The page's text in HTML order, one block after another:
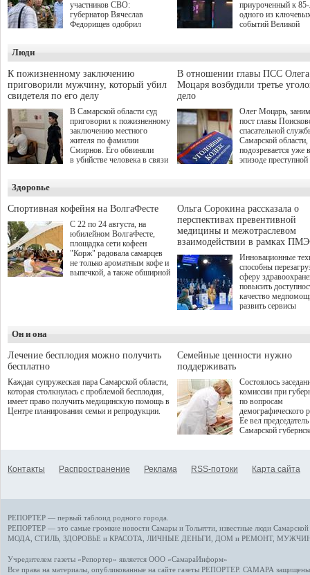
участников СВО:
губернатор Вячеслав
Федорищев одобрил
Живайкина, направленные
на трудоустройство и более
спокойную адаптацию к
мирной жизни.
приуроченный к
одного из
событий Великой
игре "Мир танков"
выступили
партия "Единая
игровая студия
Люди
К пожизненному заключению
приговорили мужчину, который убил
свидетеля по его делу
В Самарской области суд
приговорил к пожизненному
заключению местного
жителя по фамилии
Смирнов. Его обвиняли
в убийстве человека в связи
В отношении главы ПСС Олега
Моцаря возбудили третье
дело
Олег Моцарь,
пост главы
спасательной
Самарской области,
подозревается уже
эпизоде преступной
а сам он
Здоровье
Спортивная кофейня на ВолгаФесте
С 22 по 24 августа, на
юбилейном ВолгаФесте,
площадка сети кофеен
"Корж" радовала самарцев
не только ароматным кофе и
выпечкой, а также обширной
Ольга Сорокина рассказала о
перспективах превентивной
медицины и межотраслевом
взаимодействии в рамках
Инновационные
способны
сферу
повысить
качество
развить сервисы
определенными
К ним можно
возникающие при
данными
более динамичного
проникновения
сегмент
отраслевое
рассказала Ольга
ходе сессии
качества жизни" в
ПМЭФ 2025. В
РФ Михаил
Он и она
Лечение бесплодия можно получить
бесплатно
Каждая супружеская пара Самарской области,
которая столкнулась с проблемой бесплодия,
имеет право получить медицинскую помощь в
Центре планирования семьи и репродукции.
Семейные ценности нужно
поддерживать
Состоялось
комиссии при
по вопросам
демографического
Ее вел председатель
Самарской
Контакты Распространение Реклама RSS-потоки Карта сайта
РЕПОРТЕР — первый таблоид родного города.
РЕПОРТЕР — это самые громкие новости Самары и Тольятти, известные люди
МОДА, СТИЛЬ ЗДОРОВЬЕ и КРАСОТА ЛИЧНЫЕ ДЕНЬГИ ДОМ и РЕМОНТ,
Учредителем газеты «Репортер» является ООО «СамараИнформ»
Все права на материалы, опубликованные на сайте газеты РЕПОРТЕР. САМАРА защищены.